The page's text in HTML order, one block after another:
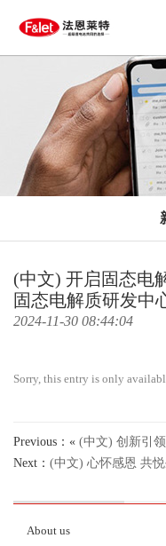
(中文) 开启固态电
固态电解质研发中
2024-11-30 08:44:04
Sorry, this entry is only
Previous：« (中文) 创新引领 钠电赋能
Next： (中文) 心怀感恩 共悦生辰
About us